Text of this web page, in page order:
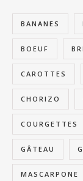
BANANES
BOEUF
CAROTTES
CHORIZO
COURGETTES
GÂTEAU
MASCARPONE